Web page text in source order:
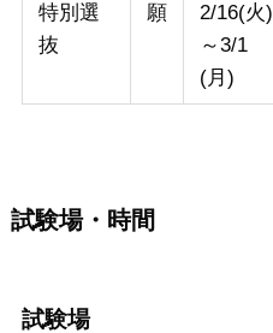
特別選
抜
願
2/16(火)
～3/1
(月)
試験場・時間
試験場